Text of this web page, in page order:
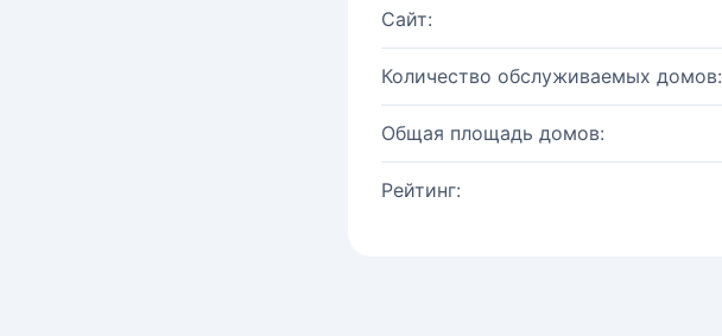
Сайт:
Количество обслуживаемых домов:
Общая площадь домов:
Рейтинг: